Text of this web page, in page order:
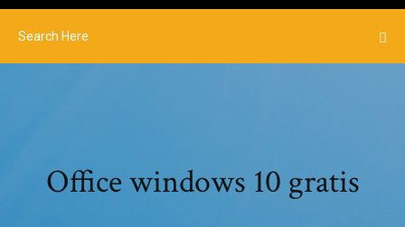
Office windows 10 gratis